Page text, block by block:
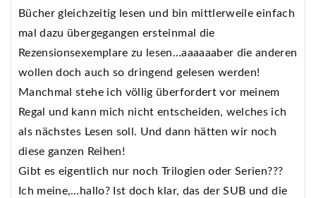
Bücher gleichzeitig lesen und bin mittlerweile einfach
mal dazu übergegangen ersteinmal die
Rezensionsexemplare zu lesen…aaaaaaber die anderen
wollen doch auch so dringend gelesen werden!
Manchmal stehe ich völlig überfordert vor meinem
Regal und kann mich nicht entscheiden, welches ich
als nächstes Lesen soll. Und dann hätten wir noch
diese ganzen Reihen!
Gibt es eigentlich nur noch Trilogien oder Serien???
Ich meine,…hallo? Ist doch klar, das der SUB und die